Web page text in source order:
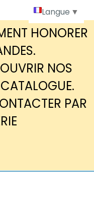
HONORER
NOS
PAR
Langue ▼